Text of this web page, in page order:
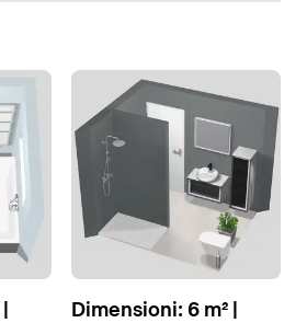
Dimensioni: 6 m² |